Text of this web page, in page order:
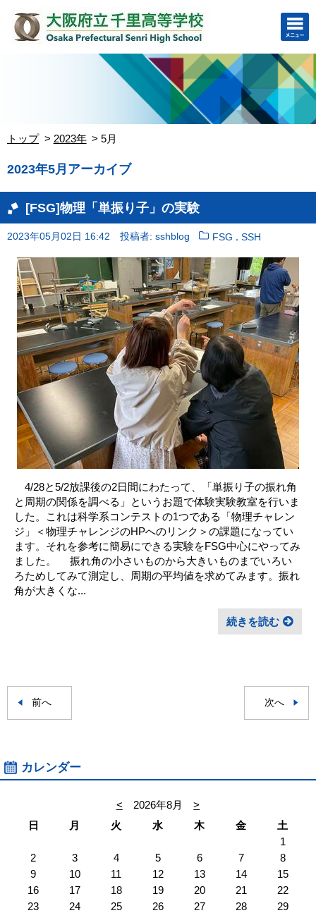
トップ 2023年 5月
2023年5月アーカイブ
[FSG]物理「単振り子」の実験
2023年05月02日 16:42 投稿者: sshblog FSG ,SSH
4/28と5/2放課後の2日間にわたって、「単振り子の振れ角
と周期の関係を調べる」というお題で体験実験教室を行いま
した。これは科学系コンテストの1つである「物理チャレン
ジ」＜物理チャレンジのHPへのリンク＞の課題になってい
ます。それを参考に簡易にできる実験をFSG中心にやってみ
ました。 振れ角の小さいものから大きいものまでいろい
ろためしてみて測定し、周期の平均値を求めてみます。振れ
角が大きくな...
続きを読む
前へ 次へ
カレンダー
< 2026年8月
>
日
月 火 水 木 金
土
1
2
3 4 5 6 7
8
9
10 11 12 13 14
15
16
17 18 19 20 21
22
23
24 25 26 27 28
29